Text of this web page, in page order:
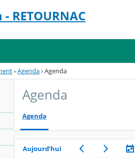
RETOURNAC
›Agenda›Agenda
Agenda
Agenda
Aujourd’hui